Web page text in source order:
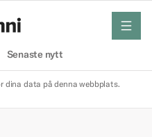
Senaste nytt
meny
dina data på denna webbplats.